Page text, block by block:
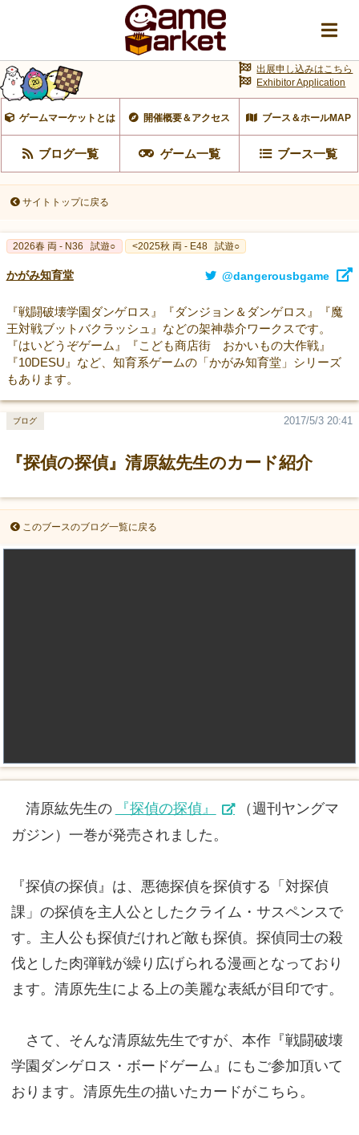
ゲームマーケットとは 開催概要＆アクセス ブース＆ホールMAP
ブログ一覧 ゲーム一覧 ブース一覧
出展申し込みはこちら
Exhibitor Application
サイトトップに戻る
2026春 両 - N36 試遊○ <2025秋 両 - E48 試遊○
かがみ知育堂 @dangerousbgame
『戦闘破壊学園ダンゲロス』『ダンジョン＆ダンゲロス』『魔
王対戦ブットバクラッシュ』などの架神恭介ワークスです。
『はいどうぞゲーム』『こども商店街 おかいもの大作戦』
『10DESU』など、知育系ゲームの「かがみ知育堂」シリーズ
もあります。
『探偵の探偵』清原紘先生のカード紹介
2017/5/3 20:41
ブログ
このブースのブログ一覧に戻る
清原紘先生の 『探偵の探偵』
（週刊ヤングマ
ガジン）一巻が発売されました。
『探偵の探偵』は、悪徳探偵を探偵する「対探偵
課」の探偵を主人公としたクライム・サスペンスで
す。主人公も探偵だけれど敵も探偵。探偵同士の殺
伐とした肉弾戦が繰り広げられる漫画となっており
ます。清原先生による上の美麗な表紙が目印です。
さて、そんな清原紘先生ですが、本作『戦闘破壊
学園ダンゲロス・ボードゲーム』にもご参加頂いて
おります。清原先生の描いたカードがこちら。